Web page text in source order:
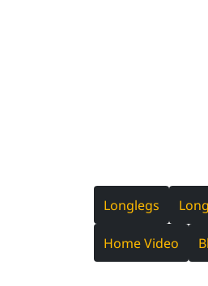
Longlegs
Home Video